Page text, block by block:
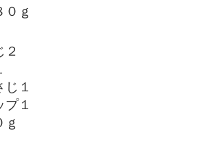
０ｇ
２
じ１
プ１
ｇ